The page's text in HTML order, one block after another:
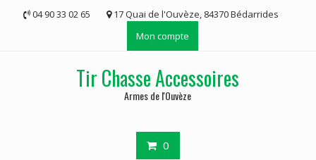
04 90 33 02 65
17 Quai de l'Ouvèze, 84370 Bédarrides
Mon compte
Tir Chasse Accessoires
Armes de l'Ouvèze
0